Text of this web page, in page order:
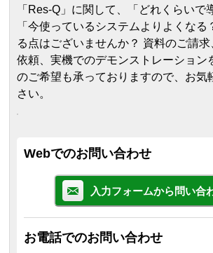
「Res-Q」に関して、「どれくらいで
「今使っているシステムよりよくなる
る点はございませんか？ 資料のご請
依頼、実機でのデモンストレーション
のご希望も承っておりますので、お気
さい。
Webでのお問い合わせ
入力フォームから問い合
お電話でのお問い合わせ